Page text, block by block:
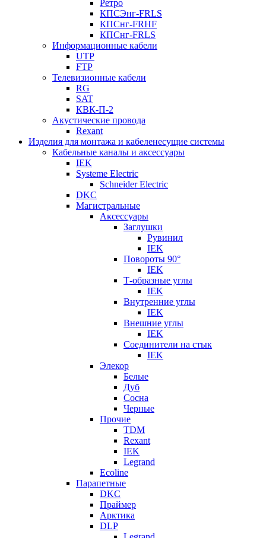
Ретро
КПСЭнг-FRLS
КПСнг-FRHF
КПСнг-FRLS
Информационные кабели
UTP
FTP
Телевизионные кабели
RG
SAT
КВК-П-2
Акустические провода
Rexant
Изделия для монтажа и кабеленесущие системы
Кабельные каналы и аксессуары
IEK
Systeme Electric
Schneider Electric
DKC
Магистральные
Аксессуары
Заглушки
Рувинил
IEK
Повороты 90°
IEK
Т-образные углы
IEK
Внутренние углы
IEK
Внешние углы
IEK
Соединители на стык
IEK
Элекор
Белые
Дуб
Сосна
Черные
Прочие
TDM
Rexant
IEK
Legrand
Ecoline
Парапетные
DKC
Праймер
Арктика
DLP